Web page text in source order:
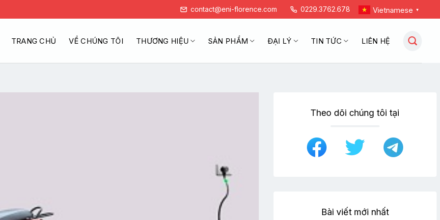
contact@eni-florence.com 0229.3762.678 Vietnamese ▼
TRANG CHỦ VỀ CHÚNG TÔI THƯƠNG HIỆU SẢN PHẨM ĐẠI LÝ TIN TỨC LIÊN HỆ
Theo dõi chúng tôi tại
Bài viết mới nhất